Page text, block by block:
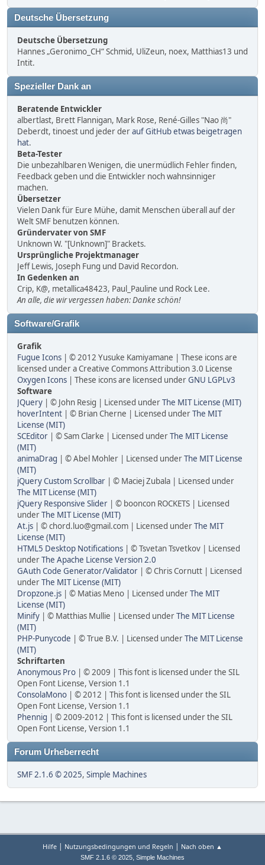
Deutsche Übersetzung
Deutsche Übersetzung
Hannes „Geronimo_CH“ Schmid, UliZeun, noex, Matthias13 und
Intit.
Spezieller Dank an
Beratende Entwickler
albertlast, Brett Flannigan, Mark Rose, René-Gilles "Nao 尚"
Deberdt, tinoest und jeder derauf GitHub etwas beigetragen
hat.
Beta-Tester
Die unbezahlbaren Wenigen, die unermüdlich Fehler finden,
Feedback geben und die Entwickler noch wahnsinniger
machen.
Übersetzer
Vielen Dank für Eure Mühe, damit Menschen überall auf der
Welt SMF benutzen können.
Gründervater von SMF
Unknown W. "[Unknown]" Brackets.
Ursprüngliche Projektmanager
Jeff Lewis, Joseph Fung und David Recordon.
In Gedenken an
Crip, K@, metallica48423, Paul_Pauline und Rock Lee.
An alle, die wir vergessen haben: Danke schön!
Software/Grafik
Grafik
Fugue Icons | © 2012 Yusuke Kamiyamane | These icons are
licensed under a Creative Commons Attribution 3.0 License
Oxygen Icons | These icons are licensed underGNU LGPLv3
Software
JQuery | © John Resig | Licensed underThe MIT License (MIT)
hoverIntent | © Brian Cherne | Licensed underThe MIT
License (MIT)
SCEditor | © Sam Clarke | Licensed underThe MIT License
(MIT)
animaDrag | © Abel Mohler | Licensed underThe MIT License
(MIT)
jQuery Custom Scrollbar | © Maciej Zubala | Licensed under
The MIT License (MIT)
jQuery Responsive Slider | © booncon ROCKETS | Licensed
underThe MIT License (MIT)
At.js | © chord.luo@gmail.com | Licensed underThe MIT
License (MIT)
HTML5 Desktop Notifications | © Tsvetan Tsvetkov | Licensed
underThe Apache License Version 2.0
GAuth Code Generator/Validator | © Chris Cornutt | Licensed
underThe MIT License (MIT)
Dropzone.js | © Matias Meno | Licensed underThe MIT
License (MIT)
Minify | © Matthias Mullie | Licensed underThe MIT License
(MIT)
PHP-Punycode | © True B.V. | Licensed underThe MIT License
(MIT)
Schriftarten
Anonymous Pro | © 2009 | This font is licensed under the SIL
Open Font License, Version 1.1
ConsolaMono | © 2012 | This font is licensed under the SIL
Open Font License, Version 1.1
Phennig | © 2009-2012 | This font is licensed under the SIL
Open Font License, Version 1.1
Forum Urheberrecht
SMF 2.1.6 © 2025, Simple Machines
Hilfe | Nutzungsbedingungen und Regeln | Nach oben ▲
SMF 2.1.6 © 2025, Simple Machines